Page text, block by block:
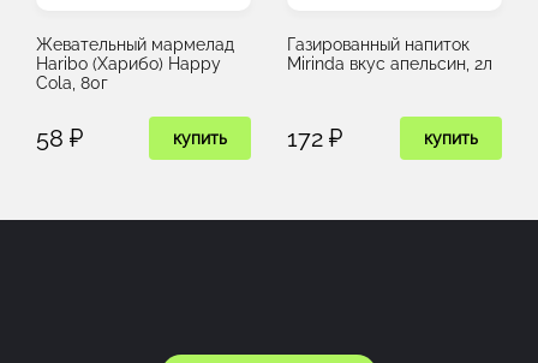
Жевательный мармелад
Haribo (Харибо) Happy
Cola, 80г
58 ₽ купить
Газированный напиток
Mirinda вкус апельсин, 2л
172 ₽ купить